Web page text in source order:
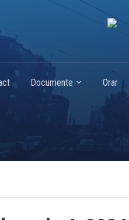
Documente Orar